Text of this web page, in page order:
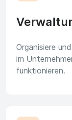
Organisiere
im
funktionieren.